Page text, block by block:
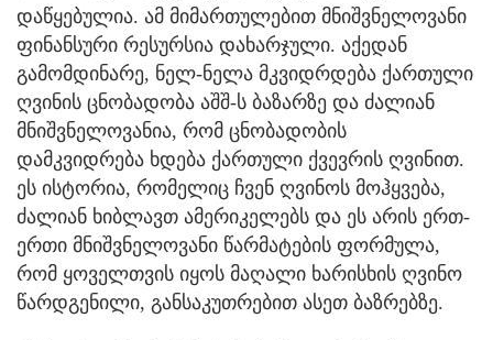
დაწყებულია. ამ მიმართულებით მნიშვნელოვანი
ფინანსური რესურსია დახარჯული. აქედან
გამომდინარე, ნელ-ნელა მკვიდრდება ქართული
ღვინის ცნობადობა აშშ-ს ბაზარზე და ძალიან
მნიშვნელოვანია, რომ ცნობადობის
დამკვიდრება ხდება ქართული ქვევრის ღვინით.
ეს ისტორია, რომელიც ჩვენ ღვინოს მოჰყვება,
ძალიან ხიბლავთ ამერიკელებს და ეს არის ერთ-
ერთი მნიშვნელოვანი წარმატების ფორმულა,
რომ ყოველთვის იყოს მაღალი ხარისხის ღვინო
წარდგენილი, განსაკუთრებით ასეთ ბაზრებზე.